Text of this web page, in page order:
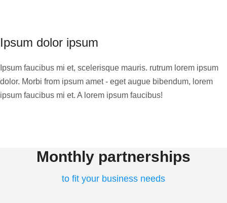
Ipsum dolor ipsum
Ipsum faucibus mi et, scelerisque mauris. rutrum lorem ipsum
dolor. Morbi from ipsum amet - eget augue bibendum, lorem
ipsum faucibus mi et. A lorem ipsum faucibus!
Monthly partnerships
to fit your business needs